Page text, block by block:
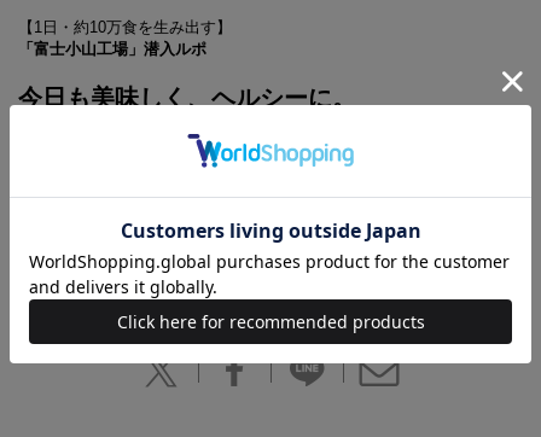
【1日・約10万食を生み出す】
「富士小山工場」潜入ルポ
今日も美味しく、ヘルシーに。
せての一括配送となります。
ご注意ください。
別々の配送をご希望の場合は、お手数をおかけしますが、それぞれ個別
にお買い求めください。